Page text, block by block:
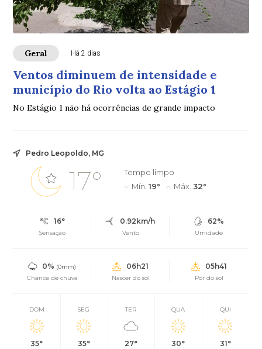
Geral Há 2 dias
Ventos diminuem de intensidade e
município do Rio volta ao Estágio 1
No Estágio 1 não há ocorrências de grande impacto
Pedro Leopoldo, MG
17°
Tempo limpo
Mín. 19° Máx. 32°
16°
Sensação
0.92km/h
Vento
62%
Umidade
0% (0mm)
Chance de chuva
06h21
Nascer do sol
05h41
Pôr do sol
DOM
35°
SEG
35°
TER
27°
QUA
30°
QUI
31°